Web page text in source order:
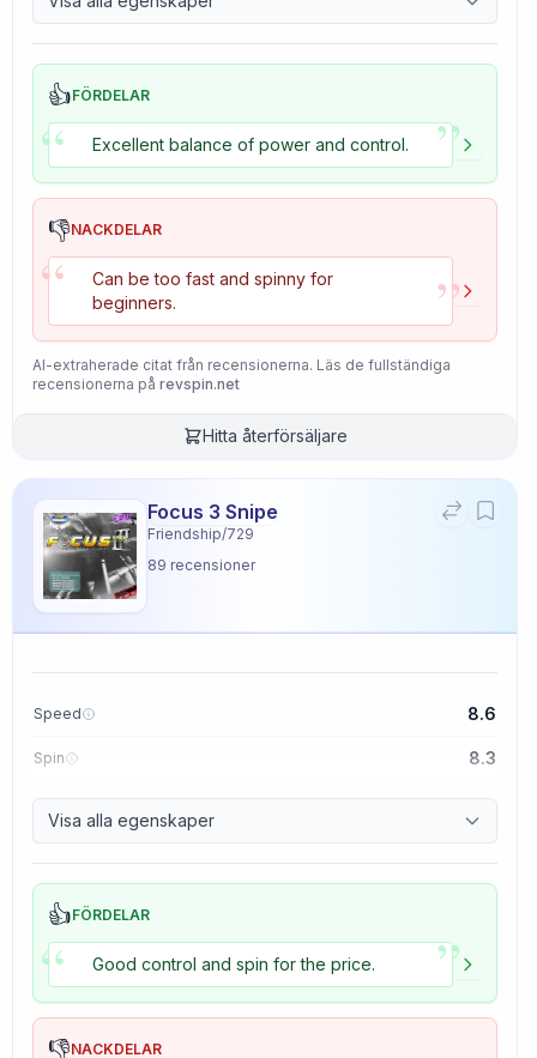
Tackiness 2.4
👍FÖRDELAR
“ Excellent balance of power and control. ”
👎NACKDELAR
“
Can be too fast and spinny for
beginners.
”
AI-extraherade citat från recensionerna. Läs de fullständiga
recensionerna på revspin.net
Hitta återförsäljare
Focus 3 Snipe
Friendship/729
89 recensioner
Speed 8.6
Spin 8.3
Control 8.9
Tackiness 1.5
Visa alla egenskaper
👍FÖRDELAR
“ Good control and spin for the price. ”
👎NACKDELAR